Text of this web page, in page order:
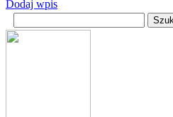
Dodaj wpis